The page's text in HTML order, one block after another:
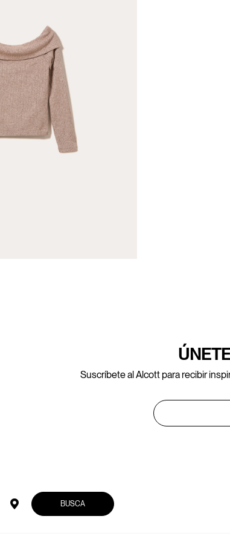
Suscríbete al Alcott para recibir
BUSCA